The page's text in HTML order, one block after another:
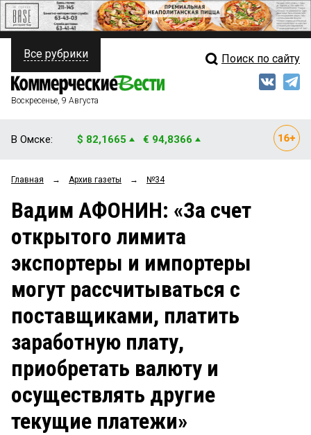
ПОЛИТИКА
ФИНАНСЫ
ОБЩЕСТВО
ЗАКОН
НОВОСТИ КОМПАНИЙ
СТИЛЬ ЖИЗНИ
Свежий выпуск
Рейтинги
Блоги
Архив
Все рубрики Поиск по сайту
Воскресенье, 9 Августа
В Омске: $ 82,1665 € 94,8366
Главная → Архив газеты → №34
Вадим АФОНИН: «За счет
открытого лимита
экспортеры и импортеры
могут рассчитываться с
поставщиками, платить
заработную плату,
приобретать валюту и
осуществлять другие
текущие платежи»